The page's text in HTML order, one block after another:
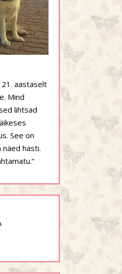
aastaselt
Mind
lihtsad
See on
näed hästi.